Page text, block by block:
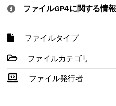
ファイルGP4に関する情報
ファイルタイプ
ファイルカテゴリ
ファイル発行者